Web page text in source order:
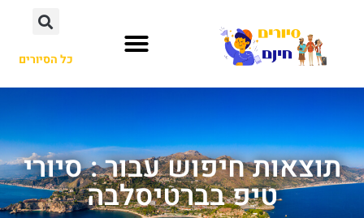
כל הסיורים
תוצאות חיפוש עבור : סיורי
טיפ בברטיסלבה